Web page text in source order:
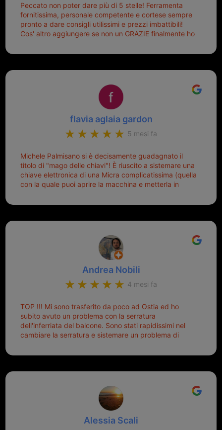
Peccato non poter dare più di 5 stelle! Ferramenta
fornitissima, personale competente e cortese sempre
pronto a dare consigli utilissimi e prezzi imbattibili!
Cos' altro aggiungere se non un GRAZIE finalmente ho
mio riferimento. Ah dimenticavo...da loro sono riuscita
Top top top!!!
flavia aglaia gardon
5 mesi fa
Michele Palmisano si è decisamente guadagnato il
titolo di "mago delle chiavi"! È riuscito a sistemare una
chiave elettronica di una Micra complicatissima (quella
con la quale puoi aprire la macchina e metterla in
pronta per la pattumiera... Avevo passato mesi con le
il coperchietto, la chiave era fissata con un filo di
che non ti staccasse la chiave dal blocchetto e
talvolta non faceva bene il contatto nel quadro e
bisognava armeggiare un po', praticamente entrare e
mettere in moto era un terno al Lotto; ormai pensavo
di dover prendere un mutuo per ricomprarle alla
Nissan... e invece ho scoperto che la Ferramenta
tutti i tipi. Adesso che ho la mia fiammante chiave
nuova (solo la chiave, perché la macchina è rimasta
quella di prima), ogni volta che salgo in macchina, il
mio pensiero va subito a Michele perché non dover
mette di buon umore, e ti fa cominciare bene la
lo consiglio a chiunque debba duplicare una chiave
Andrea Nobili
4 mesi fa
TOP !!! Mi sono trasferito da poco ad Ostia ed ho
subito avuto un problema con la serratura
dell'inferriata del balcone. Sono stati rapidissimi nel
cambiare la serratura e sistemare un problema di
onesto evitando spese ben più esose. Competenti,
un punto di riferimento per situazioni di questo tipo
Alessia Scali